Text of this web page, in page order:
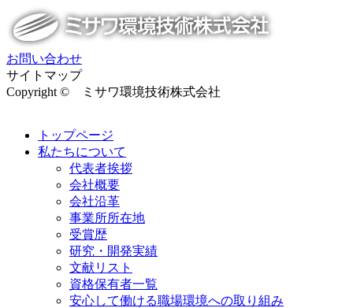
お問い合わせ
サイトマップ
Copyright © ミサワ環境技術株式会社
トップページ
私たちについて
代表者挨拶
会社概要
会社沿革
事業所所在地
受賞歴
研究・開発実績
文献リスト
資格保有者一覧
安心して働ける職場環境への取り組み